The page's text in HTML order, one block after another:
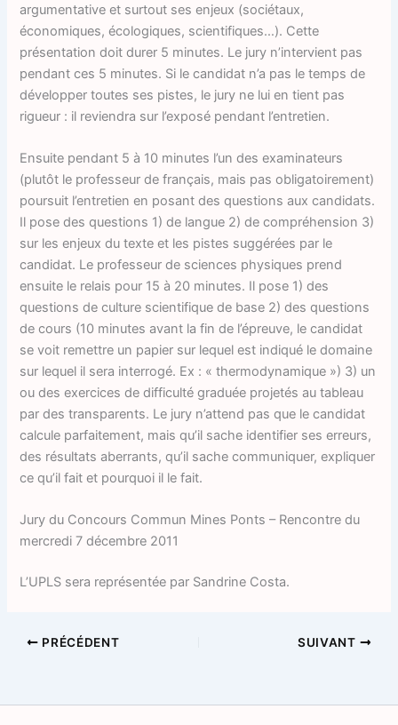
argumentative et surtout ses enjeux (sociétaux,
économiques, écologiques, scientifiques…). Cette
présentation doit durer 5 minutes. Le jury n’intervient pas
pendant ces 5 minutes. Si le candidat n’a pas le temps de
développer toutes ses pistes, le jury ne lui en tient pas
rigueur : il reviendra sur l’exposé pendant l’entretien.
Ensuite pendant 5 à 10 minutes l’un des examinateurs
(plutôt le professeur de français, mais pas obligatoirement)
poursuit l’entretien en posant des questions aux candidats.
Il pose des questions 1) de langue 2) de compréhension 3)
sur les enjeux du texte et les pistes suggérées par le
candidat. Le professeur de sciences physiques prend
ensuite le relais pour 15 à 20 minutes. Il pose 1) des
questions de culture scientifique de base 2) des questions
de cours (10 minutes avant la fin de l’épreuve, le candidat
se voit remettre un papier sur lequel est indiqué le domaine
sur lequel il sera interrogé. Ex : « thermodynamique ») 3) un
ou des exercices de difficulté graduée projetés au tableau
par des transparents. Le jury n’attend pas que le candidat
calcule parfaitement, mais qu’il sache identifier ses erreurs,
des résultats aberrants, qu’il sache communiquer, expliquer
ce qu’il fait et pourquoi il le fait.
Jury du Concours Commun Mines Ponts – Rencontre du
mercredi 7 décembre 2011
L’UPLS sera représentée par Sandrine Costa.
PRÉCÉDENT SUIVANT